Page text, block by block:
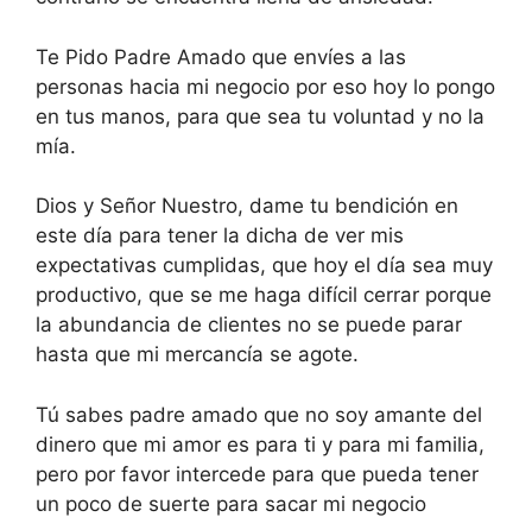
Te Pido Padre Amado que envíes a las
personas hacia mi negocio por eso hoy lo pongo
en tus manos, para que sea tu voluntad y no la
mía.
Dios y Señor Nuestro, dame tu bendición en
este día para tener la dicha de ver mis
expectativas cumplidas, que hoy el día sea muy
productivo, que se me haga difícil cerrar porque
la abundancia de clientes no se puede parar
hasta que mi mercancía se agote.
Tú sabes padre amado que no soy amante del
dinero que mi amor es para ti y para mi familia,
pero por favor intercede para que pueda tener
un poco de suerte para sacar mi negocio